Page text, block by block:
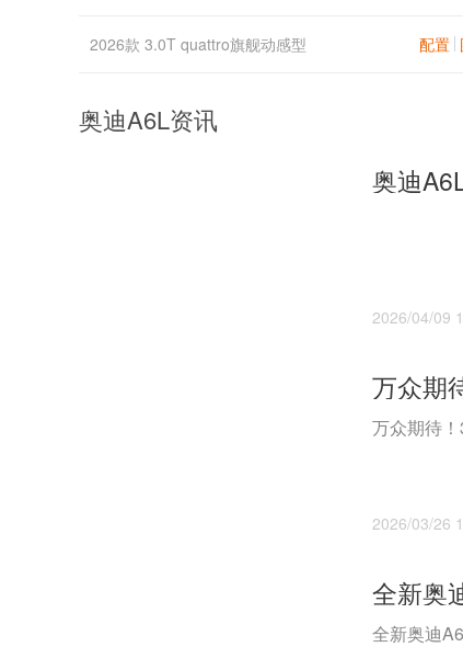
2026款 3.0T quattro旗舰动感型 配置
奥迪A6L资讯
2026/04/09
万众期待
2026/03/26
全新奥迪